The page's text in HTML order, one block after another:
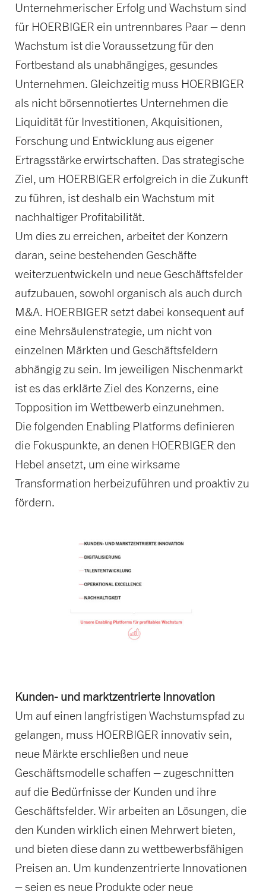
Unternehmerischer Erfolg und Wachstum sind
für HOERBIGER ein untrennbares Paar – denn
Wachstum ist die Voraussetzung für den
Fortbestand als unabhängiges, gesundes
Unternehmen. Gleichzeitig muss HOERBIGER
als nicht börsennotiertes Unternehmen die
Liquidität für Investitionen, Akquisitionen,
Forschung und Entwicklung aus eigener
Ertragsstärke erwirtschaften. Das strategische
Ziel, um HOERBIGER erfolgreich in die Zukunft
zu führen, ist deshalb ein Wachstum mit
nachhaltiger Profitabilität.
Um dies zu erreichen, arbeitet der Konzern
daran, seine bestehenden Geschäfte
weiterzuentwickeln und neue Geschäftsfelder
aufzubauen, sowohl organisch als auch durch
M&A. HOERBIGER setzt dabei konsequent auf
eine Mehrsäulenstrategie, um nicht von
einzelnen Märkten und Geschäftsfeldern
abhängig zu sein. Im jeweiligen Nischenmarkt
ist es das erklärte Ziel des Konzerns, eine
Topposition im Wettbewerb einzunehmen.
Die folgenden Enabling Platforms definieren
die Fokuspunkte, an denen HOERBIGER den
Hebel ansetzt, um eine wirksame
Transformation herbeizuführen und proaktiv zu
fördern.
Kunden- und marktzentrierte Innovation
Um auf einen langfristigen Wachstumspfad zu
gelangen, muss HOERBIGER innovativ sein,
neue Märkte erschließen und neue
Geschäftsmodelle schaffen – zugeschnitten
auf die Bedürfnisse der Kunden und ihre
Geschäftsfelder. Wir arbeiten an Lösungen, die
den Kunden wirklich einen Mehrwert bieten,
und bieten diese dann zu wettbewerbsfähigen
Preisen an. Um kundenzentrierte Innovationen
– seien es neue Produkte oder neue